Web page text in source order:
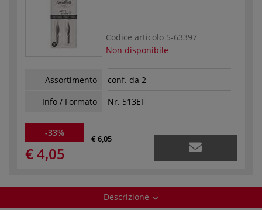
Codice articolo 5-63397
Non disponibile
Assortimento
conf. da 2
Info / Formato
Nr. 513EF
-33%
€ 6,05
€ 4,05
Descrizione